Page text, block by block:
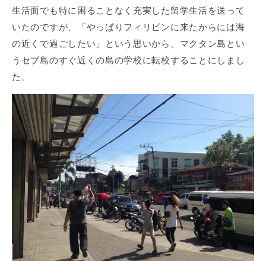
生活面でも特に困ることなく充実した留学生活を送って
いたのですが、「やっぱりフィリピンに来たからには海
の近くで過ごしたい」という思いから、マクタン島とい
うセブ島のすぐ近くの島の学校に転校することにしまし
た。